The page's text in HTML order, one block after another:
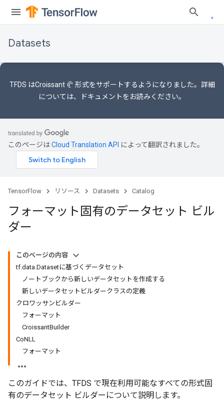
Datasets
TFDS はCroissant 🥐 形式をサポートするようになりました。詳細
については、ドキュメントをお読みください。
このページはCloud Translation API によって翻訳されました。
TensorFlow リソース Datasets Catalog
フォーマット固有のデータセット ビル
ダー
このページの内容
tf.data.Datasetに基づくデータセット
ノートブックから新しいデータセットを作成する
新しいデータセットビルダークラスの定義
クロワッサンビルダー
フォーマット
CroissantBuilder
CoNLL
フォーマット
このガイドでは、TFDS で現在利用可能なすべての形式固
有のデータセット ビルダーについて説明します。